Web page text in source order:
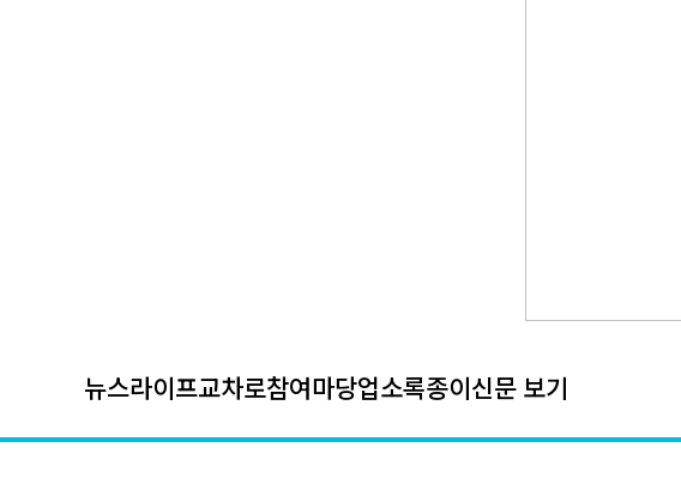
뉴스라이프교차로참여마당업소록종이신문 보기